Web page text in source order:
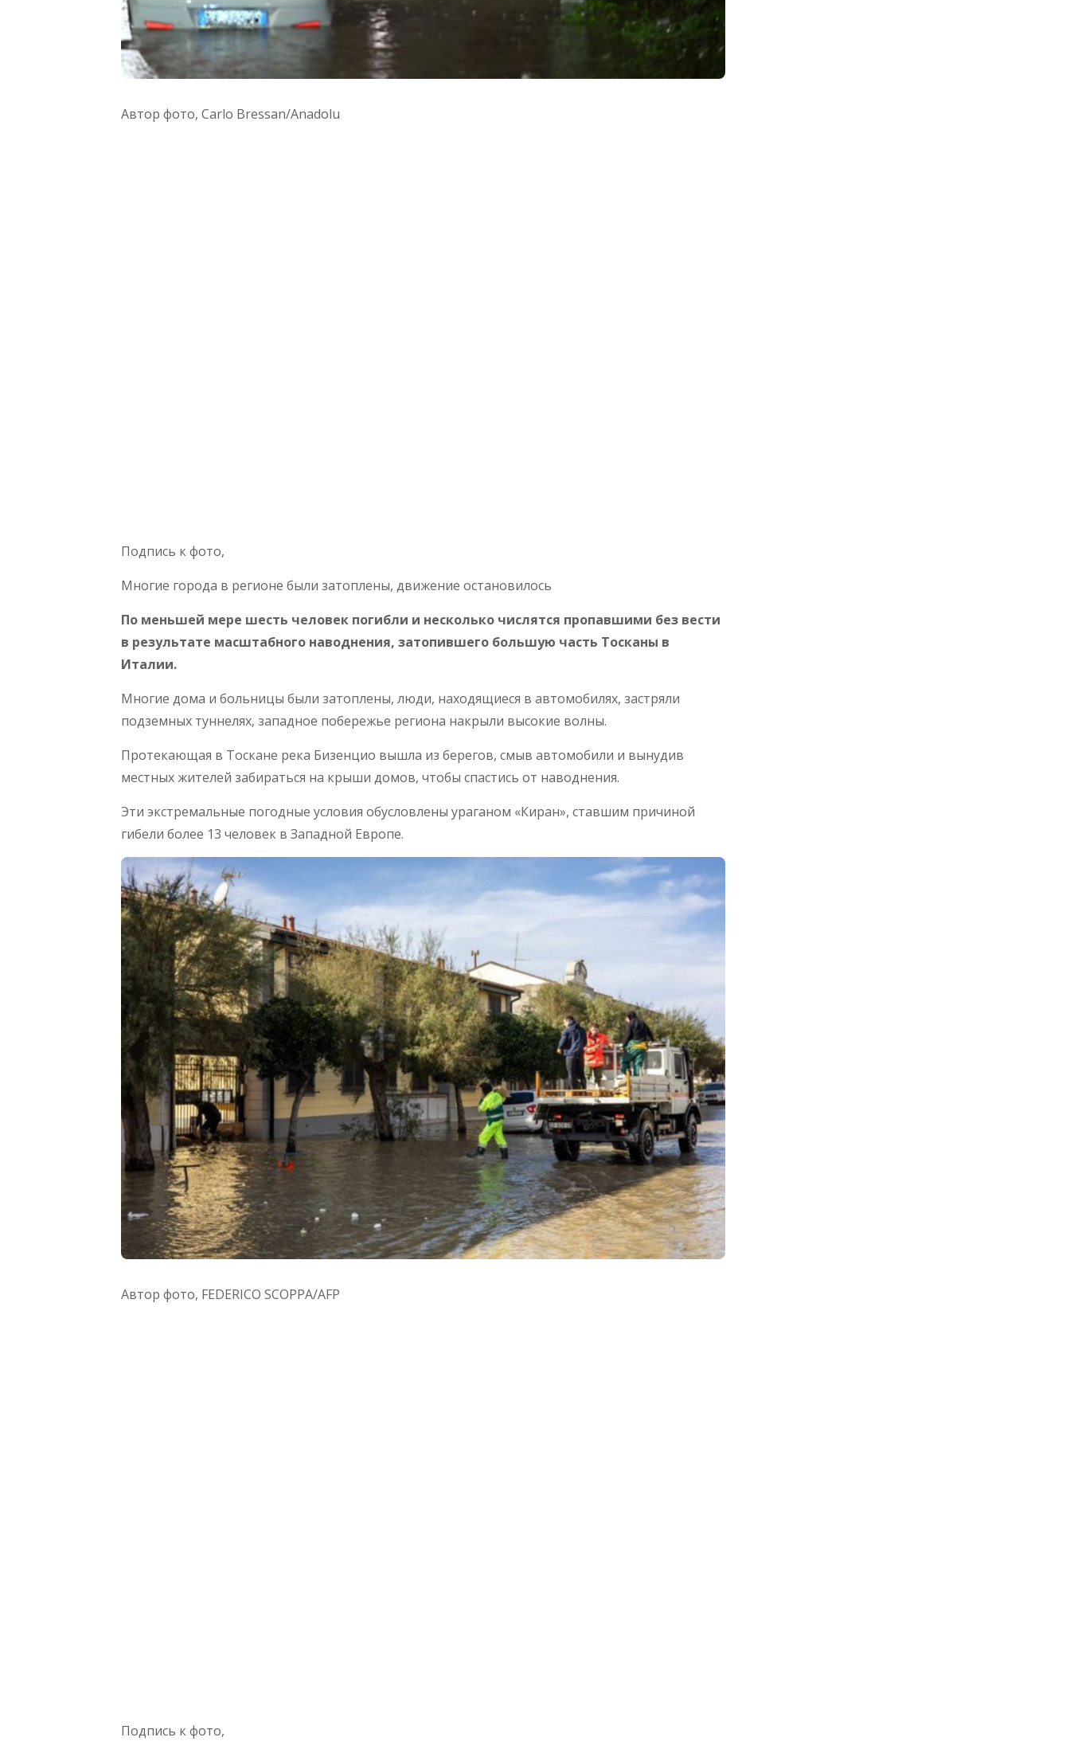
Автор фото, Carlo Bressan/Anadolu
Подпись к фото,
Многие города в регионе были затоплены, движение остановилось
По меньшей мере шесть человек погибли и несколько числятся пропавшими без вести
в результате масштабного наводнения, затопившего большую часть Тосканы в
Италии.
Многие дома и больницы были затоплены, люди, находящиеся в автомобилях, застряли
подземных туннелях, западное побережье региона накрыли высокие волны.
Протекающая в Тоскане река Бизенцио вышла из берегов, смыв автомобили и вынудив
местных жителей забираться на крыши домов, чтобы спастись от наводнения.
Эти экстремальные погодные условия обусловлены ураганом «Киран», ставшим причиной
гибели более 13 человек в Западной Европе.
Автор фото, FEDERICO SCOPPA/AFP
Подпись к фото,